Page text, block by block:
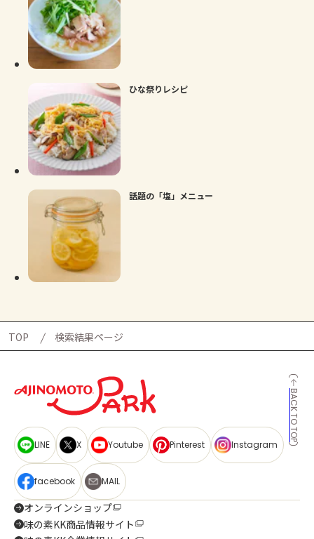
ひな祭りレシピ
話題の「塩」メニュー
TOP 検索結果ページ
BACK TO TOP
LINE X Youtube Pinterest Instagram
facebook MAIL
オンラインショップ
味の素KK商品情報サイト